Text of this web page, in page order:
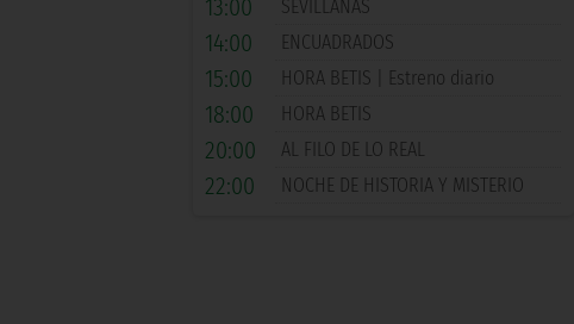
13:00 SEVILLANAS
14:00 ENCUADRADOS
15:00 HORA BETIS | Estreno diario
18:00 HORA BETIS
20:00 AL FILO DE LO REAL
22:00 NOCHE DE HISTORIA Y MISTERIO